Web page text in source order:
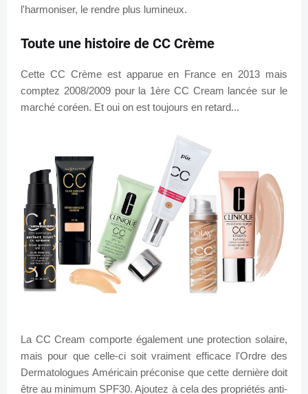
l'harmoniser, le rendre plus lumineux.
Toute une histoire de CC Crème
Cette CC Crème est apparue en France en 2013 mais
comptez 2008/2009 pour la 1ère CC Cream lancée sur le
marché coréen. Et oui on est toujours en retard...
La CC Cream comporte également une protection solaire,
mais pour que celle-ci soit vraiment efficace l'Ordre des
Dermatologues Américain préconise que cette dernière doit
être au minimum SPF30. Ajoutez à cela des propriétés anti-